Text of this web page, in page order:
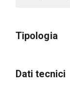
Tipologia
Dati tecnici